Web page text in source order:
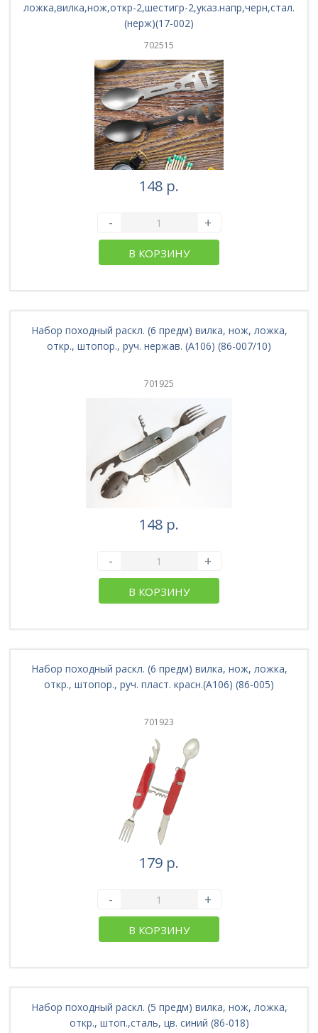
ложка,вилка,нож,откр-2,шестигр-2,указ.напр,черн,стал.
(нерж)(17-002)
702515
148 р.
- +
В КОРЗИНУ
Набор походный раскл. (6 предм) вилка, нож, ложка,
откр., штопор., руч. нержав. (A106) (86-007/10)
701925
148 р.
- +
В КОРЗИНУ
Набор походный раскл. (6 предм) вилка, нож, ложка,
откр., штопор., руч. пласт. красн.(A106) (86-005)
701923
179 р.
- +
В КОРЗИНУ
Набор походный раскл. (5 предм) вилка, нож, ложка,
откр., штоп.,сталь, цв. синий (86-018)